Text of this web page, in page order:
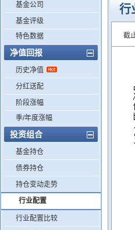
基金公司
基金评级
特色数据
净值回报
历史净值
分红送配
阶段涨幅
季/年度涨幅
投资组合
基金持仓
债券持仓
持仓变动走势
行业配置
行业配置比较
行
截